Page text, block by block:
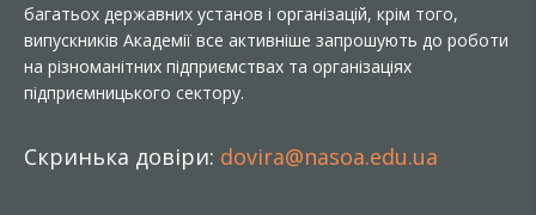
багатьох державних установ і організацій, крім того,
випускників Академії все активніше запрошують до роботи
на різноманітних підприємствах та організаціях
підприємницького сектору.
Скринька довіри: dovira@nasoa.edu.ua